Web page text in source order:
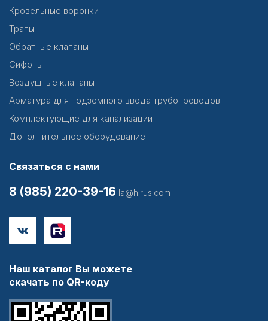
Кровельные воронки
Трапы
Обратные клапаны
Сифоны
Воздушные клапаны
Арматура для подземного ввода трубопроводов
Комплектующие для канализации
Дополнительное оборудование
Связаться с нами
8 (985) 220-39-16 la@hlrus.com
Наш каталог Вы можете
скачать по QR-коду